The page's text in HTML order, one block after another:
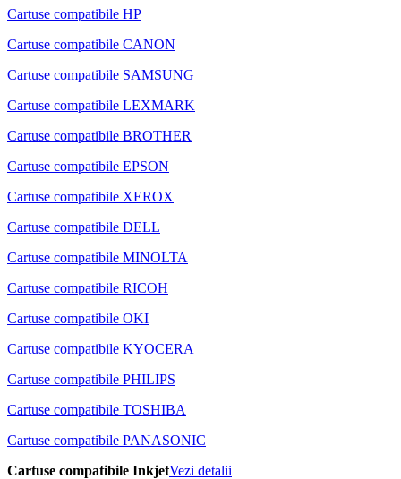
Cartuse compatibile HP
Cartuse compatibile CANON
Cartuse compatibile SAMSUNG
Cartuse compatibile LEXMARK
Cartuse compatibile BROTHER
Cartuse compatibile EPSON
Cartuse compatibile XEROX
Cartuse compatibile DELL
Cartuse compatibile MINOLTA
Cartuse compatibile RICOH
Cartuse compatibile OKI
Cartuse compatibile KYOCERA
Cartuse compatibile PHILIPS
Cartuse compatibile TOSHIBA
Cartuse compatibile PANASONIC
Cartuse compatibile InkjetVezi detalii